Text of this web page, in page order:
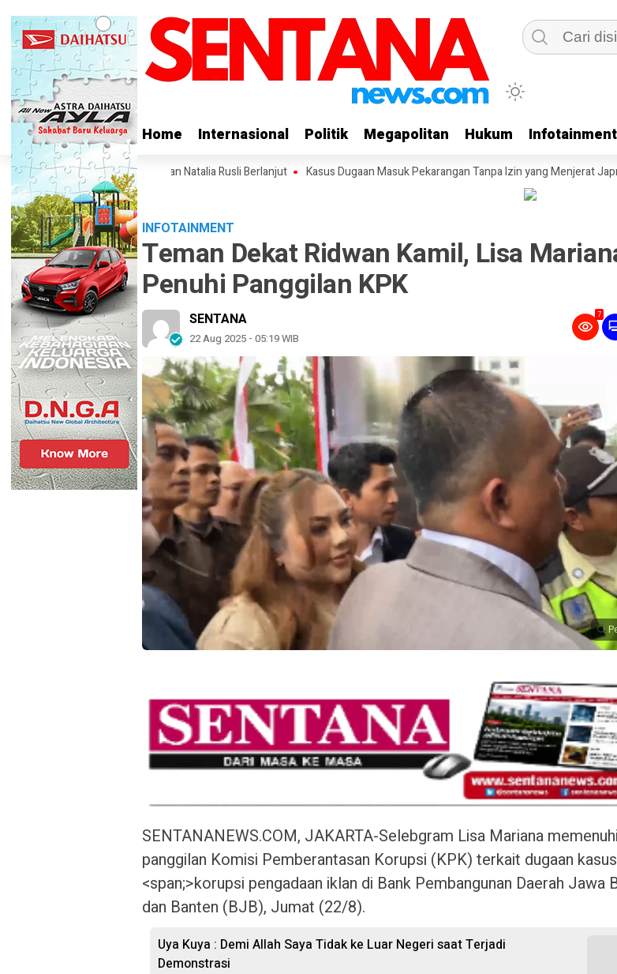
Home Internasional Politik Megapolitan Hukum Infotainment
Home Internasional Politik Megapolitan Hukum Infotainment
Panggilan Polisi, Laporan Natalia Rusli Berlanjut Kasus Dugaan Masuk Pekarangan Tanpa Izin yang Menjerat Japriyanto
INFOTAINMENT
Teman Dekat Ridwan Kamil, Lisa
Penuhi Panggilan KPK
SENTANA
22 Aug 2025 - 05:19 WIB
7
SENTANANEWS.COM, JAKARTA-Selebgram Lisa Mariana memenuhi
panggilan Komisi Pemberantasan Korupsi (KPK) terkait dugaan kasus
<span;>korupsi pengadaan iklan di Bank Pembangunan Daerah Jawa
dan Banten (BJB), Jumat (22/8).
Uya Kuya : Demi Allah Saya Tidak ke Luar Negeri saat Terjadi
Demonstrasi